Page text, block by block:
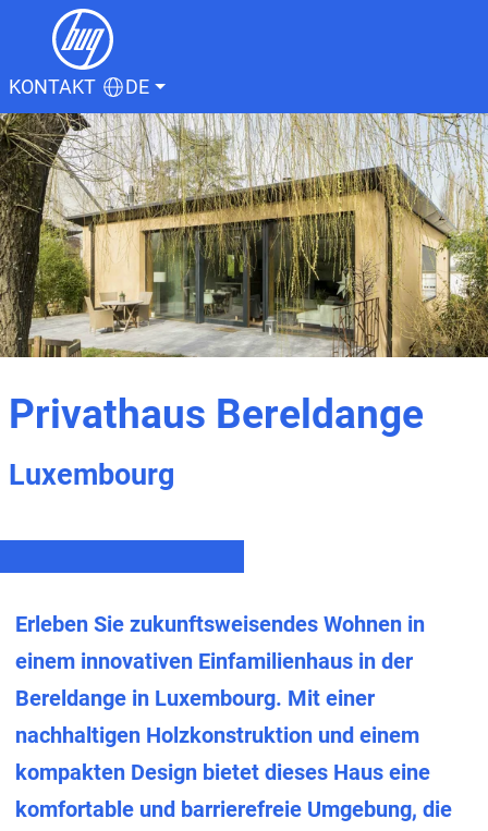
KONTAKT DE
Privathaus Bereldange
Luxembourg
Erleben Sie zukunftsweisendes Wohnen in
einem innovativen Einfamilienhaus in der
Bereldange in Luxembourg. Mit einer
nachhaltigen Holzkonstruktion und einem
kompakten Design bietet dieses Haus eine
komfortable und barrierefreie Umgebung, die